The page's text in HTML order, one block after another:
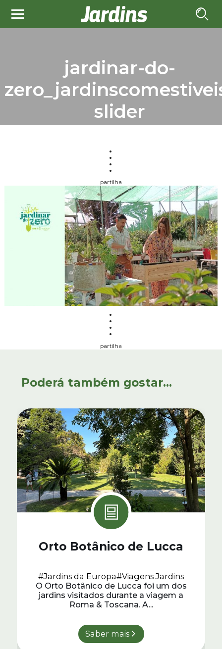
jardinar-do-
slider
partilha
partilha
Poderá também gostar...
Orto Botânico de Lucca
#Jardins da Europa#Viagens Jardins
O Orto Botânico de Lucca foi um dos
jardins visitados durante a viagem a
Roma & Toscana. A...
Saber mais